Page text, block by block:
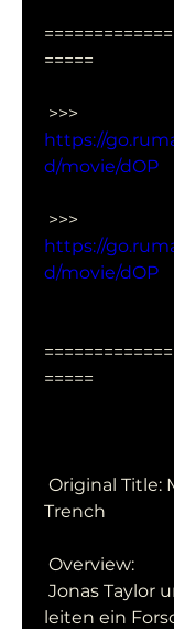
=====
https://
d/movie/dOP
https://
d/movie/dOP
=====
Trench
Overview:
leiten ein